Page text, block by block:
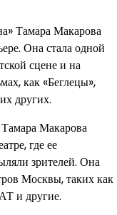
Тамара Макарова
Она стала одной
сцене и на
как «Беглецы»,
других.
Тамара Макарова
где ее
зрителей. Она
Москвы, таких как
и другие.